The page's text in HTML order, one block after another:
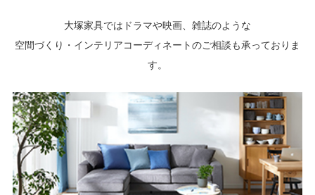
大塚家具ではドラマや映画、雑誌のような
空間づくり・インテリアコーディネートのご相談も承っておりま
す。